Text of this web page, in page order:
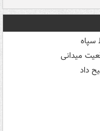
سپاه
میدانی
داد